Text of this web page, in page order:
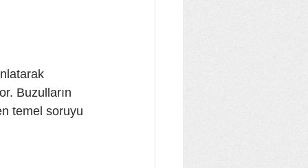
Buzulların
temel soruyu